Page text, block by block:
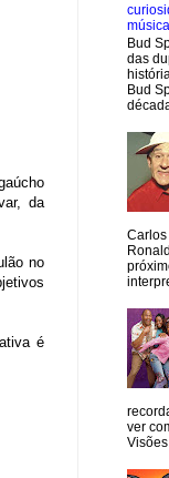
da
no
é
Bud
das
Bud
Carlos
ver